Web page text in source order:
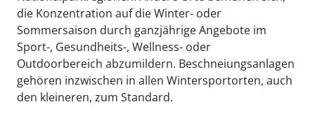
die Konzentration auf die Winter- oder
Sommersaison durch ganzjährige Angebote im
Sport-, Gesundheits-, Wellness- oder
Outdoorbereich abzumildern. Beschneiungsanlagen
gehören inzwischen in allen Wintersportorten, auch
den kleineren, zum Standard.